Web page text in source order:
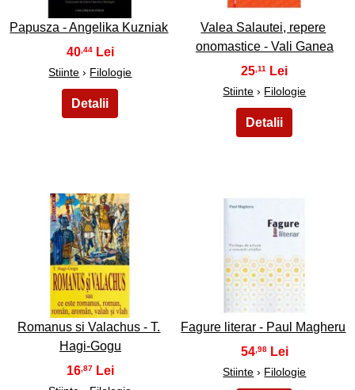
Papusza - Angelika Kuzniak
40,44
Stiinte › Filologie
Valea Salautei, repere
onomastice - Vali Ganea
25,11
Stiinte › Filologie
15
Romanus si Valachus - T.
Hagi-Gogu
16,87
16
Fagure literar - Paul Magheru
54,98
Stiinte › Filologie